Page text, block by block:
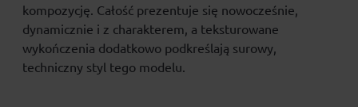
kompozycję. Całość prezentuje się nowocześnie,
dynamicznie i z charakterem, a teksturowane
wykończenia dodatkowo podkreślają surowy,
techniczny styl tego modelu.